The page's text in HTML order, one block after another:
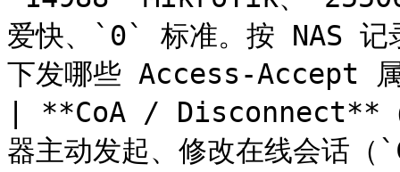
爱快、`0` 标准。按 NAS 记
下发哪些 Access-
| **CoA / Disconnect**（
器主动发起、修改在线会话